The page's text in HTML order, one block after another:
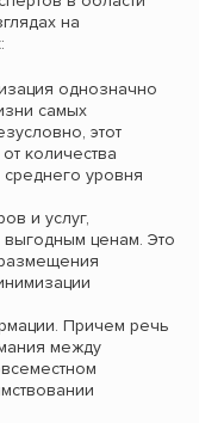
на
однозначно
самых
этот
количества
уровня
и услуг,
ценам. Это
Причем речь
между